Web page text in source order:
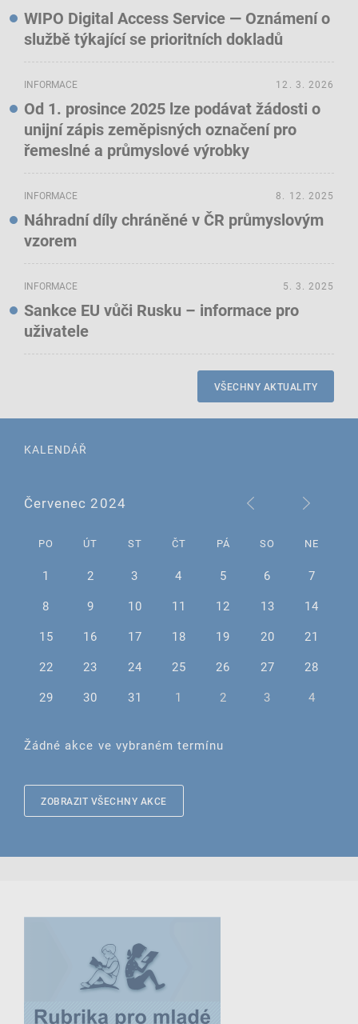
WIPO Digital Access Service — Oznámení o
službě týkající se prioritních dokladů
INFORMACE
Od 1. prosince 2025 lze podávat žádosti o
unijní zápis zeměpisných označení pro
řemeslné a průmyslové výrobky
12. 3. 2026
INFORMACE
Náhradní díly chráněné v ČR průmyslovým
vzorem
8. 12. 2025
INFORMACE
Sankce EU vůči Rusku – informace pro
uživatele
5. 3. 2025
VŠECHNY AKTUALITY
KALENDÁŘ
Červenec 2024
PO ÚT ST ČT PÁ SO NE
1 2 3 4 5 6
7
8
9 10 11 12 13
14
15
16 17 18 19 20
21
22
23 24 25 26 27
28
29
30 31 1 2 3 4
Žádné akce ve vybraném termínu
ZOBRAZIT VŠECHNY AKCE